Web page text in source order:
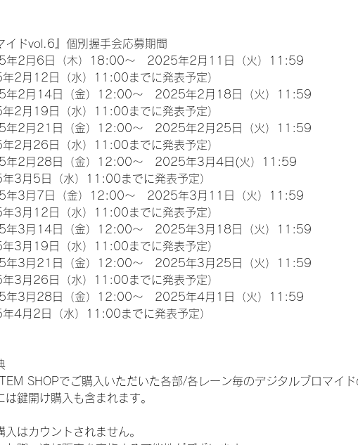
ドvol.6』個別握手会応募期間
年2月6日（木）18:00～　2025年2月11日（火）11:59
年2月12日（水）11:00までに発表予定）
年2月14日（金）12:00～　2025年2月18日（火）11:59
年2月19日（水）11:00までに発表予定）
年2月21日（金）12:00～　2025年2月25日（火）11:59
年2月26日（水）11:00までに発表予定）
年2月28日（金）12:00～　2025年3月4日(火）11:59
3月5日（水）11:00までに発表予定）
年3月7日（金）12:00～　2025年3月11日（火）11:59
年3月12日（水）11:00までに発表予定）
年3月14日（金）12:00～　2025年3月18日（火）11:59
年3月19日（水）11:00までに発表予定）
年3月21日（金）12:00～　2025年3月25日（火）11:59
年3月26日（水）11:00までに発表予定）
年3月28日（金）12:00～　2025年4月1日（火）11:59
4月2日（水）11:00までに発表予定）
SHOPでご購入いただいた各部/各レーン毎のデジタルブロマイ
鍵開け購入も含まれます。
はカウントされません。